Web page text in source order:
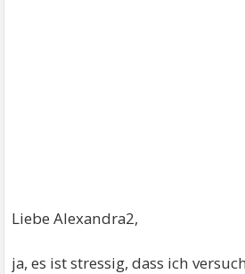
Liebe Alexandra2,
ja, es ist stressig, dass ich